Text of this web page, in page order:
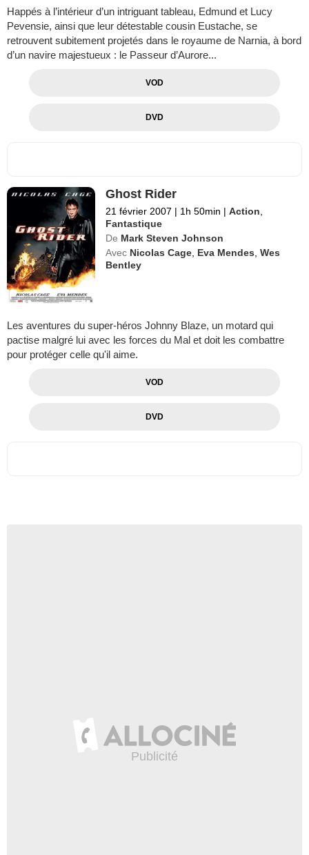
Happés à l’intérieur d’un intriguant tableau, Edmund et Lucy
Pevensie, ainsi que leur détestable cousin Eustache, se
retrouvent subitement projetés dans le royaume de Narnia, à bord
d’un navire majestueux : le Passeur d’Aurore...
VOD
DVD
Ghost Rider
21 février 2007 | 1h 50min | Action
Fantastique
De Mark Steven Johnson
Avec Nicolas Cage Eva Mendes ,Wes
Bentley
Les aventures du super-héros Johnny Blaze, un motard qui
pactise malgré lui avec les forces du Mal et doit les combattre
pour protéger celle qu'il aime.
VOD
DVD